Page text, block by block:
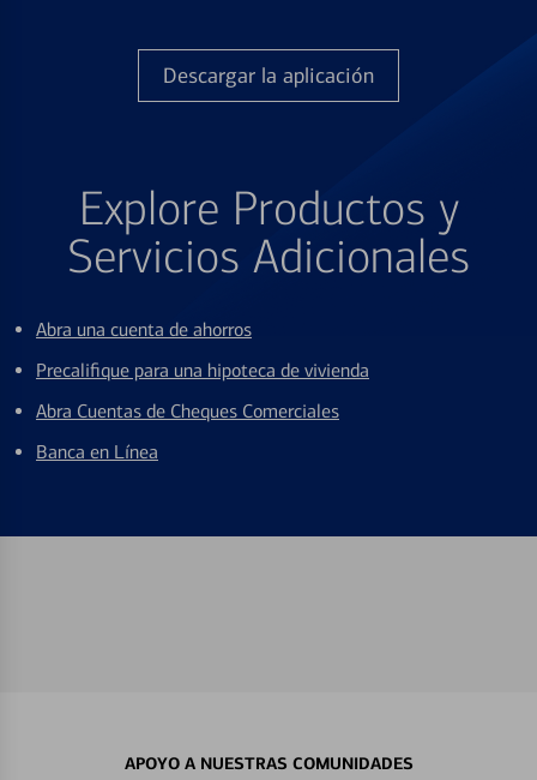
Descargar la aplicación
Explore Productos y
Servicios Adicionales
Abra una cuenta de ahorros
Precalifique para una hipoteca de vivienda
Abra Cuentas de Cheques Comerciales
Banca en Línea
APOYO A NUESTRAS COMUNIDADES